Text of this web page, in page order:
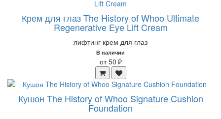
Крем для глаз The History of Whoo Ultimate
Regenerative Eye Lift Cream
лифтинг крем для глаз
В наличии
от 50 ₽
Кушон The History of Whoo Signature Cushion
Foundation